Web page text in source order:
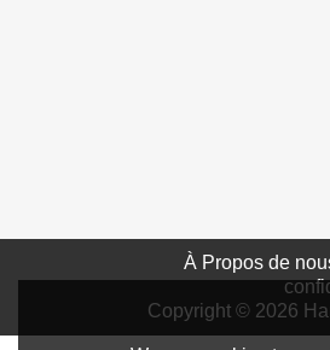
À Propos de
Copyright © 2026